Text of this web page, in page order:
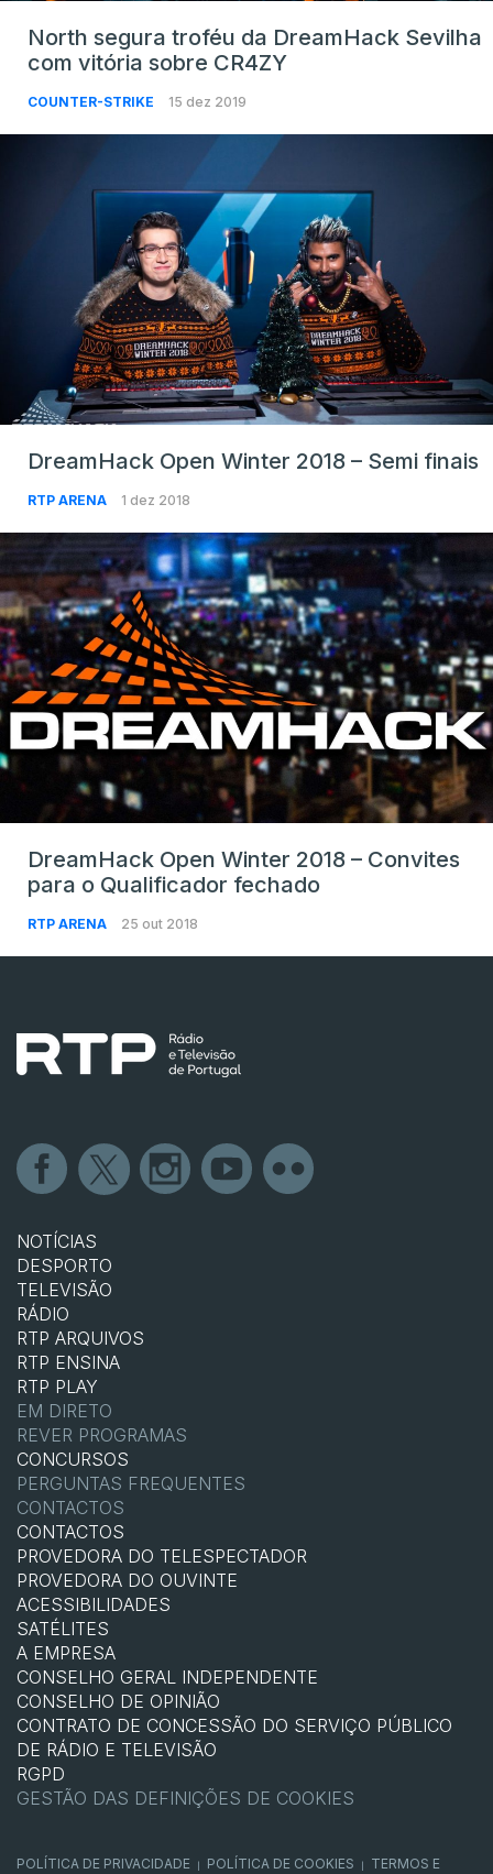
North segura troféu da DreamHack Sevilha
com vitória sobre CR4ZY
COUNTER-STRIKE 15 dez 2019
DreamHack Open Winter 2018 – Semi finais
RTP ARENA 1 dez 2018
DreamHack Open Winter 2018 – Convites
para o Qualificador fechado
RTP ARENA 25 out 2018
NOTÍCIAS
DESPORTO
TELEVISÃO
RÁDIO
RTP ARQUIVOS
RTP ENSINA
RTP PLAY
EM DIRETO
REVER PROGRAMAS
CONCURSOS
PERGUNTAS FREQUENTES
CONTACTOS
CONTACTOS
PROVEDORA DO TELESPECTADOR
PROVEDORA DO OUVINTE
ACESSIBILIDADES
SATÉLITES
A EMPRESA
CONSELHO GERAL INDEPENDENTE
CONSELHO DE OPINIÃO
CONTRATO DE CONCESSÃO DO SERVIÇO PÚBLICO
DE RÁDIO E TELEVISÃO
RGPD
GESTÃO DAS DEFINIÇÕES DE COOKIES
POLÍTICA DE PRIVACIDADE POLÍTICA DE COOKIES TERMOS E